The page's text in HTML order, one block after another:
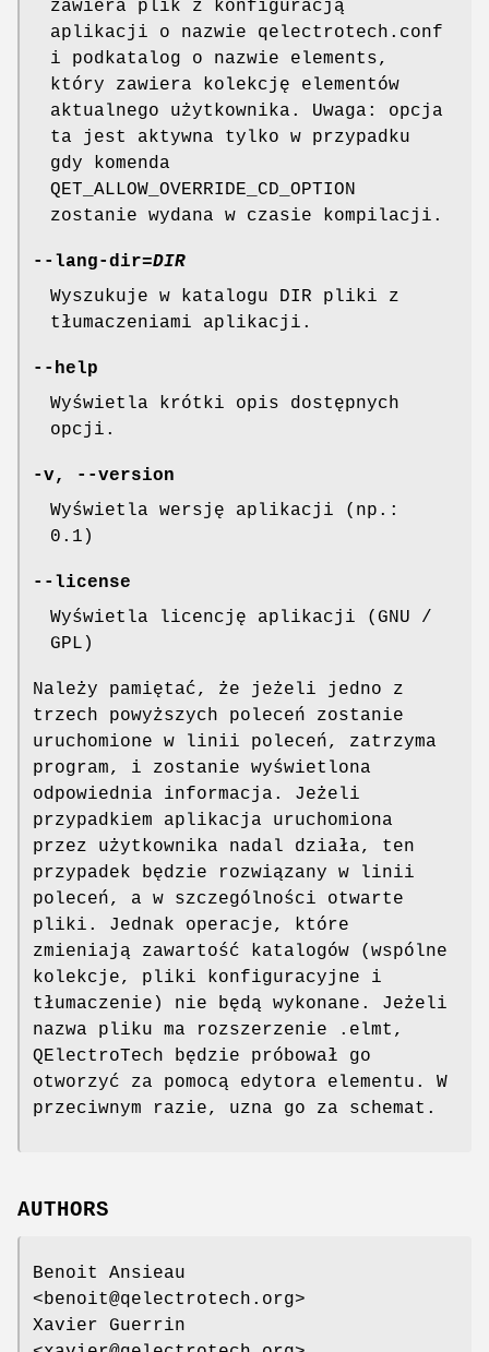
zawiera plik z konfiguracją
aplikacji o nazwie qelectrotech.conf
i podkatalog o nazwie elements,
który zawiera kolekcję elementów
aktualnego użytkownika. Uwaga: opcja
ta jest aktywna tylko w przypadku
gdy komenda
QET_ALLOW_OVERRIDE_CD_OPTION
zostanie wydana w czasie kompilacji.
--lang-dir=DIR
Wyszukuje w katalogu DIR pliki z
tłumaczeniami aplikacji.
--help
Wyświetla krótki opis dostępnych
opcji.
-v,
--version
Wyświetla wersję aplikacji (np.:
0.1)
--license
Wyświetla licencję aplikacji (GNU /
GPL)
Należy pamiętać, że jeżeli jedno z
trzech powyższych poleceń zostanie
uruchomione w linii poleceń, zatrzyma
program, i zostanie wyświetlona
odpowiednia informacja. Jeżeli
przypadkiem aplikacja uruchomiona
przez użytkownika nadal działa, ten
przypadek będzie rozwiązany w linii
poleceń, a w szczególności otwarte
pliki. Jednak operacje, które
zmieniają zawartość katalogów (wspólne
kolekcje, pliki konfiguracyjne i
tłumaczenie) nie będą wykonane. Jeżeli
nazwa pliku ma rozszerzenie .elmt,
QElectroTech będzie próbował go
otworzyć za pomocą edytora elementu. W
przeciwnym razie, uzna go za schemat.
AUTHORS
Benoit Ansieau
<benoit@qelectrotech.org>
Xavier Guerrin